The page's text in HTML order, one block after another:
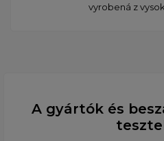
vyrobená z
A gyártók és